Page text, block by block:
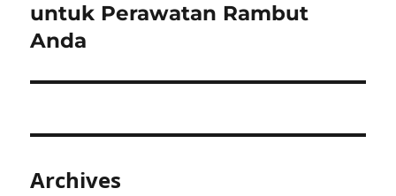
post:
untuk Perawatan Rambut
Anda
Archives